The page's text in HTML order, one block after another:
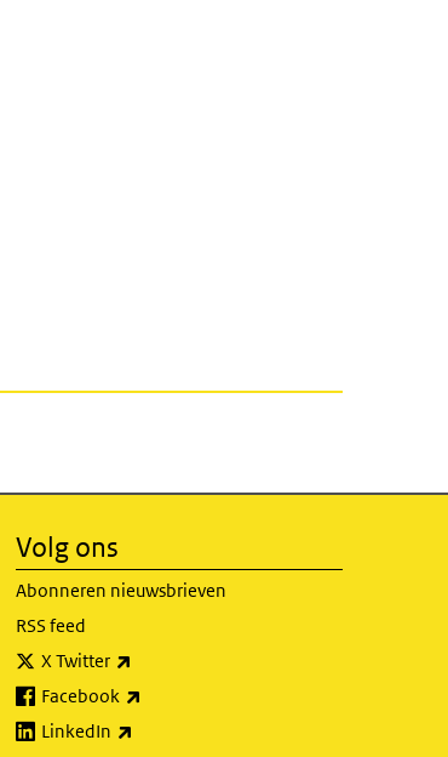
Volg ons
Abonneren nieuwsbrieven
RSS feed
X Twitter
Facebook
LinkedIn